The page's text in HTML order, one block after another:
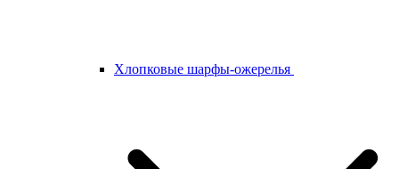
Хлопковые шарфы-ожерелья